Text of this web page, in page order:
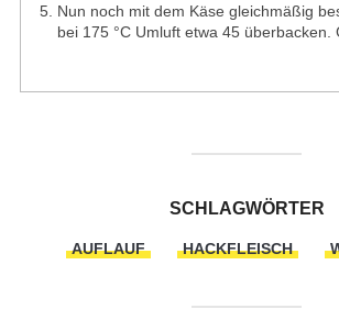
Nun noch mit dem Käse gleichmäßig
bei 175 °C Umluft etwa 45 überbacken.
SCHLAGWÖRTER
AUFLAUF HACKFLEISCH